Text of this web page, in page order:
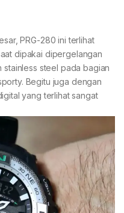
PRG-280 ini terlihat
dipakai dipergelangan
stainless steel pada bagian
Begitu juga dengan
yang terlihat sangat